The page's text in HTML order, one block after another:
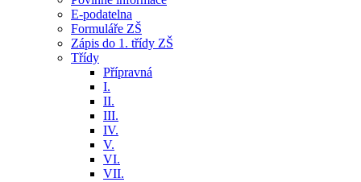
E-podatelna
Formuláře ZŠ
Zápis do 1. třídy ZŠ
Třídy
Přípravná
I.
II.
III.
IV.
V.
VI.
VII.